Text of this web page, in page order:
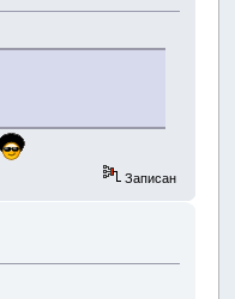
Записан